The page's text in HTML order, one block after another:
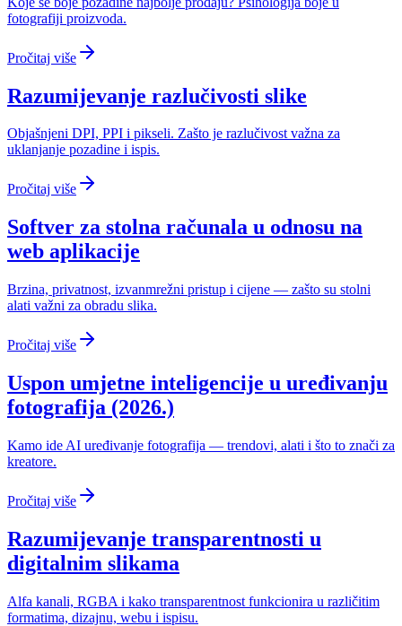
fotografiji proizvoda.
Pročitaj više
Razumijevanje razlučivosti slike
Objašnjeni DPI, PPI i pikseli. Zašto je razlučivost važna za
uklanjanje pozadine i ispis.
Pročitaj više
Softver za stolna računala u odnosu na
web aplikacije
Brzina, privatnost, izvanmrežni pristup i cijene — zašto su stolni
alati važni za obradu slika.
Pročitaj više
Uspon umjetne inteligencije u uređivanju
fotografija (2026.)
Kamo ide AI uređivanje fotografija — trendovi, alati i što to znači za
kreatore.
Pročitaj više
Razumijevanje transparentnosti u
digitalnim slikama
Alfa kanali, RGBA i kako transparentnost funkcionira u različitim
formatima, dizajnu, webu i ispisu.